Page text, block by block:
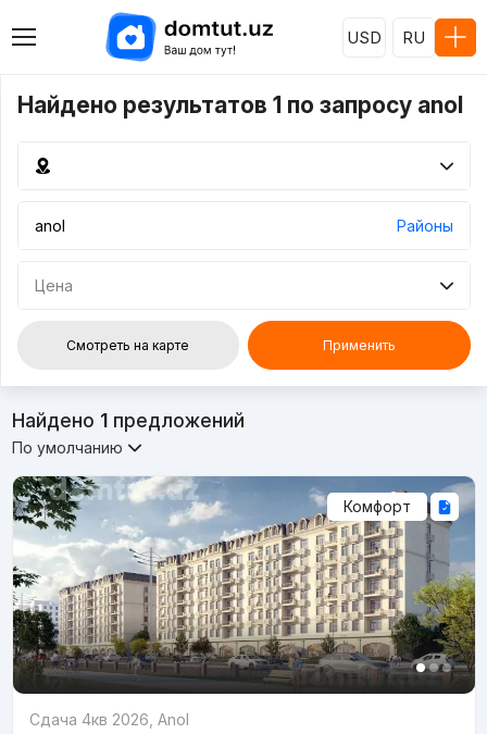
USD RU
Найдено результатов 1 по запросу anol
Районы
Цена
Смотреть на карте Применить
Найдено 1предложений
По умолчанию
Комфорт
Сдача 4кв 2026 Anol